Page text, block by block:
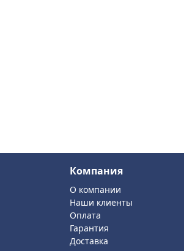
Компания
О компании
Наши клиенты
Оплата
Гарантия
Доставка